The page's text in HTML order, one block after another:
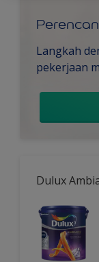
Langkah
pekerjaan
Dulux